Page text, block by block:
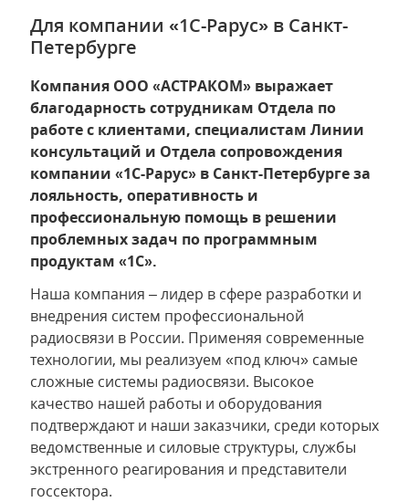
Для компании «1С-Рарус» в Санкт-
Петербурге
Компания ООО «АСТРАКОМ» выражает
благодарность сотрудникам Отдела по
работе с клиентами, специалистам Линии
консультаций и Отдела сопровождения
компании «1С-Рарус» в Санкт-Петербурге за
лояльность, оперативность и
профессиональную помощь в решении
проблемных задач по программным
продуктам «1С».
Наша компания – лидер в сфере разработки и
внедрения систем профессиональной
радиосвязи в России. Применяя современные
технологии, мы реализуем «под ключ» самые
сложные системы радиосвязи. Высокое
качество нашей работы и оборудования
подтверждают и наши заказчики, среди которых
ведомственные и силовые структуры, службы
экстренного реагирования и представители
госсектора.